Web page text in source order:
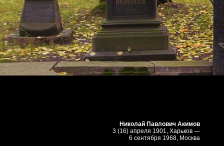
Николай Павлович Акимов
3 (16) апреля 1901, Харьков —
6 сентября 1968, Москва